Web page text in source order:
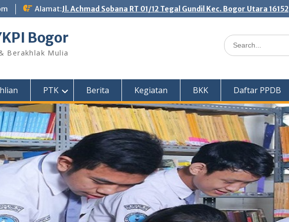
Alamat:Jl. Achmad Sobana RT 01/12 Tegal Gundil Kec. Bogor Utara 16152
Bogor
Berakhlak Mulia
Search
for:
PTK Berita Kegiatan BKK Daftar PPDB